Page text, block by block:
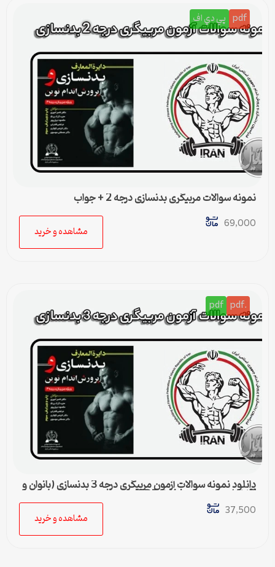
pdf پي دي اف
نمونه سوالات مربیگری بدنسازی درجه 2 + جواب
69,000
مشاهده و خرید
.pdf
pdf
دانلود نمونه سوالات آزمون مربیگری درجه 3 بدنسازی (بانوان و
آقایان) + پاسخنامه | فایل PDF
37,500
مشاهده و خرید